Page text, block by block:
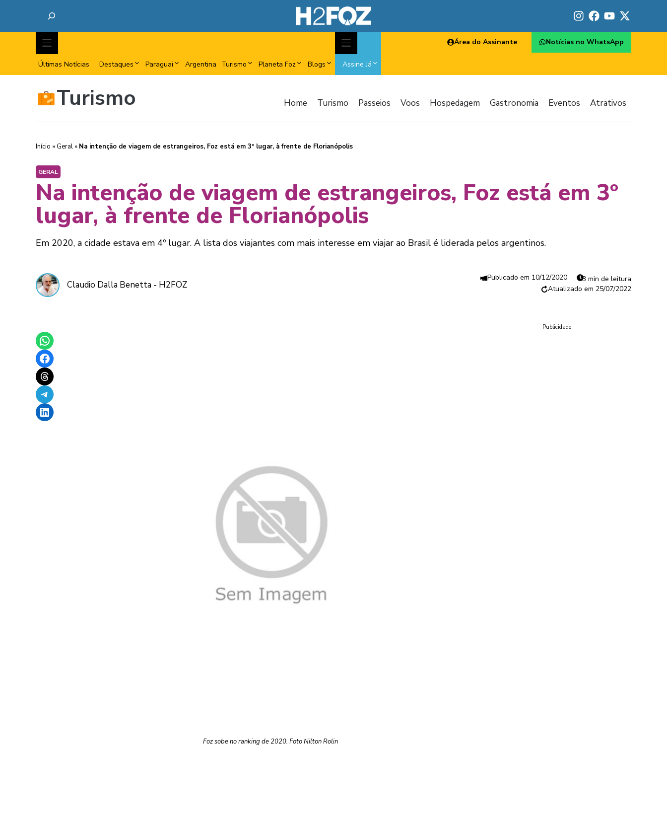
Últimas Notícias Destaques Paraguai Argentina Turismo Planeta Foz Blogs Assine Já
Área do Assinante Notícias no WhatsApp
Turismo Home Turismo Passeios Voos Hospedagem Gastronomia Eventos Atrativos
Início » Geral » Na intenção de viagem de estrangeiros, Foz está em 3º lugar, à frente de Florianópolis
GERAL
Na intenção de viagem de estrangeiros, Foz está em 3º
lugar, à frente de Florianópolis
Em 2020, a cidade estava em 4º lugar. A lista dos viajantes com mais interesse em viajar ao Brasil é liderada pelos argentinos.
Claudio Dalla Benetta - H2FOZ
10/12/2020
3 min de leitura
25/07/2022
Share on WhatsApp
Share on Facebook
Share on Threads
Share on Telegram
Share on LinkedIn
Foz sobe no ranking de 2020. Foto Nilton Rolin
Publicidade